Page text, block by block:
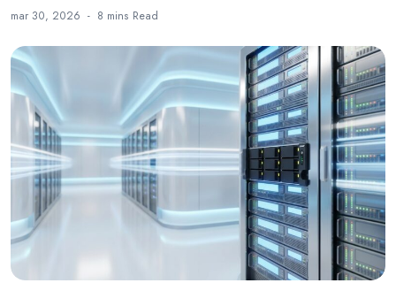
mar 30, 2026 8 mins Read